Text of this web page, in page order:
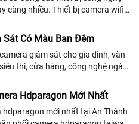
càng nhiều. Thiết bị camera wifi
tinh tế chỉ...
Sát Có Màu Ban Đêm
giám sát cho gia đình, văn
thi, cửa hàng, công nghệ ngày
chỉ để giám sát...
Hdparagon Mới Nhất
hdparagon mới nhất tại An Thành